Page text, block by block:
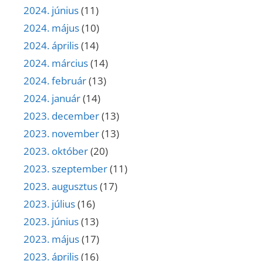
2024. június(11)
2024. május(10)
2024. április(14)
2024. március(14)
2024. február(13)
2024. január(14)
2023. december(13)
2023. november(13)
2023. október(20)
2023. szeptember(11)
2023. augusztus(17)
2023. július(16)
2023. június(13)
2023. május(17)
2023. április(16)